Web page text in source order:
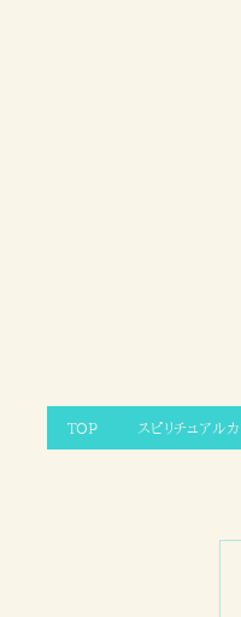
TOP スピリチュアル